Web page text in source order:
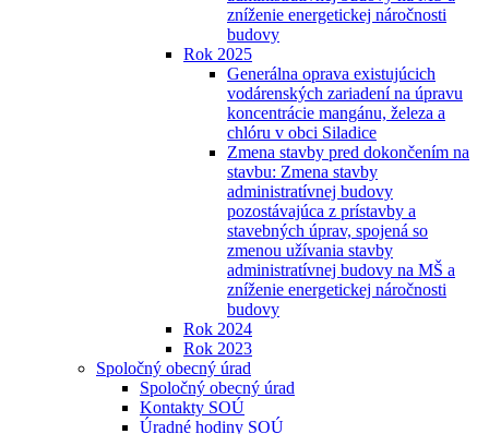
zníženie energetickej náročnosti
budovy
Rok 2025
Generálna oprava existujúcich
vodárenských zariadení na úpravu
koncentrácie mangánu, železa a
chlóru v obci Siladice
Zmena stavby pred dokončením na
stavbu: Zmena stavby
administratívnej budovy
pozostávajúca z prístavby a
stavebných úprav, spojená so
zmenou užívania stavby
administratívnej budovy na MŠ a
zníženie energetickej náročnosti
budovy
Rok 2024
Rok 2023
Spoločný obecný úrad
Spoločný obecný úrad
Kontakty SOÚ
Úradné hodiny SOÚ